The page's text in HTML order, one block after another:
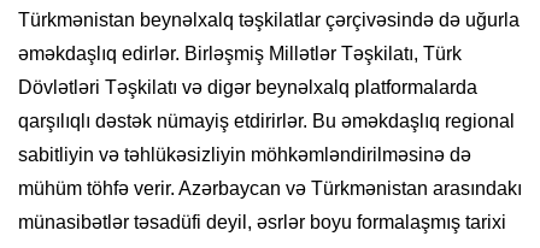
Türkmənistan beynəlxalq təşkilatlar çərçivəsində də uğurla
əməkdaşlıq edirlər. Birləşmiş Millətlər Təşkilatı, Türk
Dövlətləri Təşkilatı və digər beynəlxalq platformalarda
qarşılıqlı dəstək nümayiş etdirirlər. Bu əməkdaşlıq regional
sabitliyin və təhlükəsizliyin möhkəmləndirilməsinə də
mühüm töhfə verir. Azərbaycan və Türkmənistan arasındakı
münasibətlər təsadüfi deyil, əsrlər boyu formalaşmış tarixi